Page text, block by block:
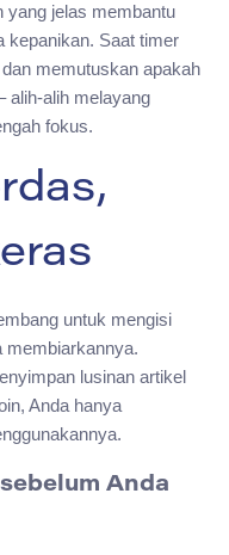
yang jelas membantu
kepanikan. Saat timer
memutuskan apakah
alih-alih melayang
fokus.
untuk mengisi
membiarkannya.
lusinan artikel
Anda hanya
Anda